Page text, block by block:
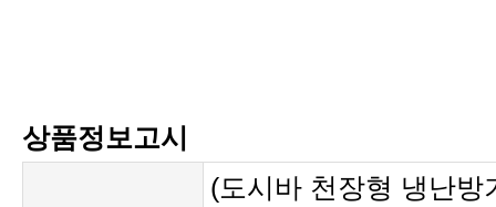
상품정보고시